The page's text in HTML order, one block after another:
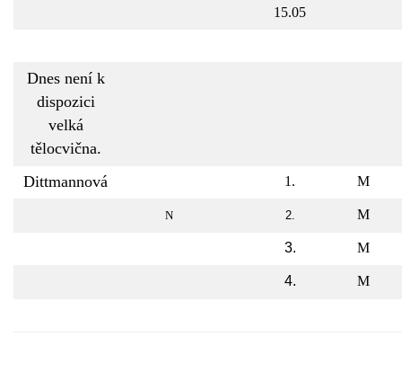
15.05
Dnes není k
dispozici
velká
tělocvična.
Dittmannová
1. M
N 2. M
3. M
4. M